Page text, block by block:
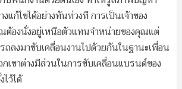
แก้ไขได้อย่างทันท่วงที การเป็นเจ้าของ
ต้องนั่งอยู่เหนือตัวแทนจำหน่ายของคุณแต่
ถลงมาขับเคลื่อนงานไปด้วยกันในฐานะเพื่อน
เขาต่างมีส่วนในการขับเคลื่อนแบรนด์ของ
ว้ได้